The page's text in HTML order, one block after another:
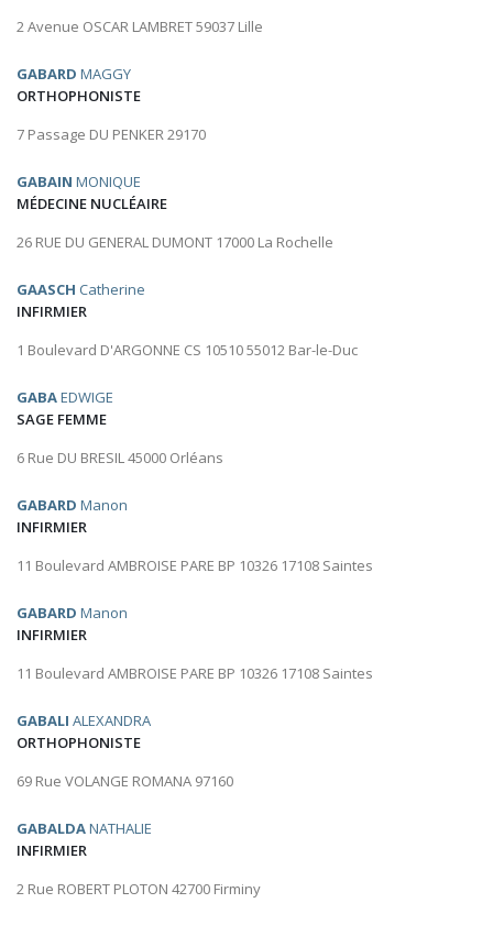
2 Avenue OSCAR LAMBRET 59037 Lille
GABARD MAGGY
ORTHOPHONISTE
7 Passage DU PENKER 29170
GABAIN MONIQUE
MÉDECINE NUCLÉAIRE
26 RUE DU GENERAL DUMONT 17000 La Rochelle
GAASCH Catherine
INFIRMIER
1 Boulevard D'ARGONNE CS 10510 55012 Bar-le-Duc
GABAEDWIGE
SAGE FEMME
6 Rue DU BRESIL 45000 Orléans
GABARD Manon
INFIRMIER
11 Boulevard AMBROISE PARE BP 10326 17108 Saintes
GABARD Manon
INFIRMIER
11 Boulevard AMBROISE PARE BP 10326 17108 Saintes
GABALI ALEXANDRA
ORTHOPHONISTE
69 Rue VOLANGE ROMANA 97160
GABALDANATHALIE
INFIRMIER
2 Rue ROBERT PLOTON 42700 Firminy